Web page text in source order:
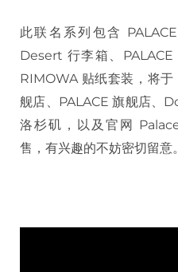
此联名系列包含
Desert 行李箱、
RIMOWA 贴纸套装，将于
舰店、PALACE 旗舰店、
洛杉矶，以及官网
售，有兴趣的不妨密切留意。